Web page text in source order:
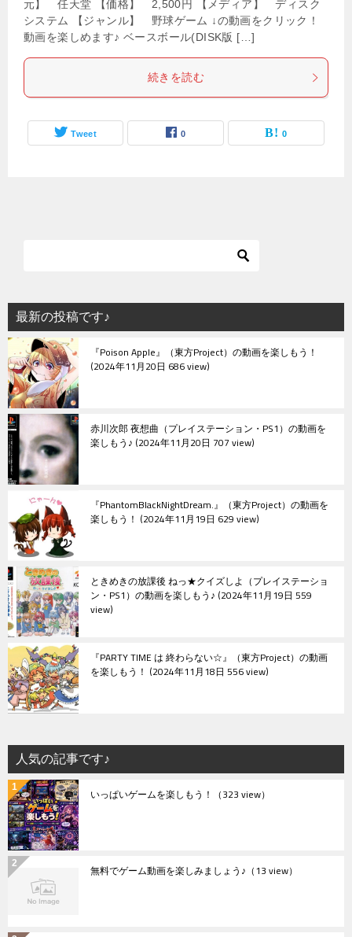
元】 任天堂 【価格】 2,500円 【メディア】 ディスク
システム 【ジャンル】 野球ゲーム ↓の動画をクリック！
動画を楽しめます♪ ベースボール(DISK版 […]
続きを読む
Tweet 0 0
最新の投稿です♪
『Poison Apple』（東方Project）の動画を楽しもう！
2024年11月20日 686 view
赤川次郎 夜想曲（プレイステーション・PS1）の動画を
楽しもう♪ 2024年11月20日 707 view
『PhantomBlackNightDream.』（東方Project）の動画を
楽しもう！ 2024年11月19日 629 view
ときめきの放課後 ねっ★クイズしよ（プレイステーショ
ン・PS1）の動画を楽しもう♪ 2024年11月19日 559
view
『PARTY TIME は 終わらない☆』（東方Project）の動画
を楽しもう！ 2024年11月18日 556 view
人気の記事です♪
いっぱいゲームを楽しもう！ （323 view）
無料でゲーム動画を楽しみましょう♪ （13 view）